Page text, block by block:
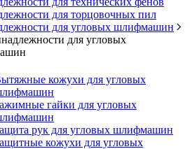
для торцовочных пил
для угловых шлифмашин
для угловых
кожухи для угловых
гайки для угловых
рук для угловых шлифмашин
кожухи для угловых